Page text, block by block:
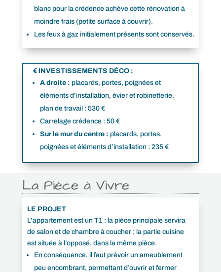
blanc pour la crédence achève cette rénovation à
moindre frais (petite surface à couvrir).
Les feux à gaz initialement présents sont conservés.
€ INVESTISSEMENTS DÉCO :
A droite : placards, portes, poignées et
éléments d’installation, évier et robinetterie,
plan de travail : 530 €
Carrelage crédence : 50 €
Sur le mur du centre : placards, portes,
poignées et éléments d’installation : 235 €
La Pièce à Vivre
LE PROJET
L’appartement est un T1 : la pièce principale servira
de salon et de chambre à coucher ; la partie cuisine
est située à l’opposé, dans la même pièce.
En conséquence, il faut prévoir un ameublement
peu encombrant, permettant d’ouvrir et fermer